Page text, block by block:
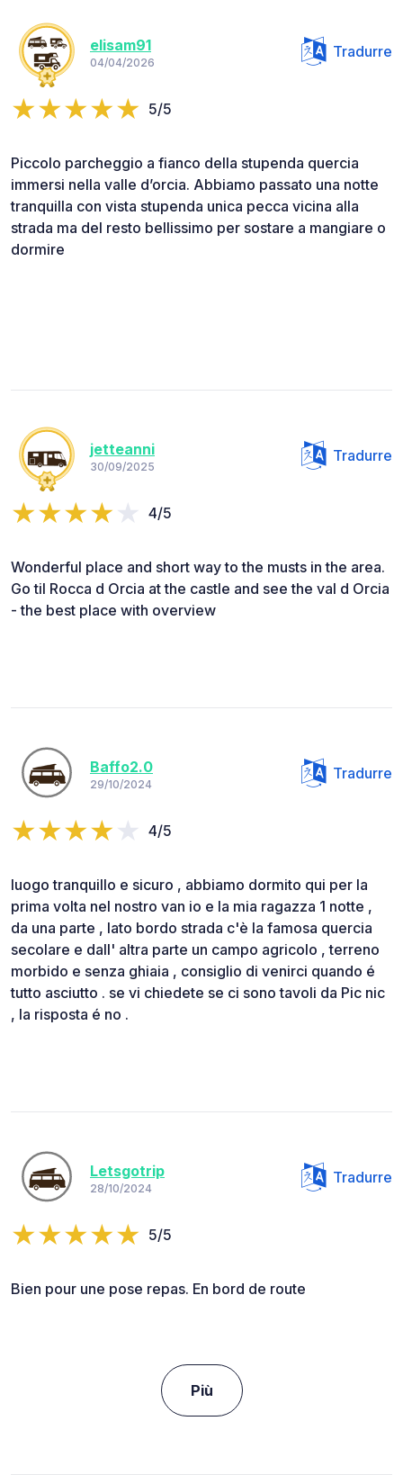
elisam91
04/04/2026
Tradurre
5/5
Piccolo parcheggio a fianco della stupenda quercia
immersi nella valle d’orcia. Abbiamo passato una notte
tranquilla con vista stupenda unica pecca vicina alla
strada ma del resto bellissimo per sostare a mangiare o
dormire
jetteanni
30/09/2025
Tradurre
4/5
Wonderful place and short way to the musts in the area.
Go til Rocca d Orcia at the castle and see the val d Orcia
- the best place with overview
Baffo2.0
29/10/2024
Tradurre
4/5
luogo tranquillo e sicuro , abbiamo dormito qui per la
prima volta nel nostro van io e la mia ragazza 1 notte ,
da una parte , lato bordo strada c'è la famosa quercia
secolare e dall' altra parte un campo agricolo , terreno
morbido e senza ghiaia , consiglio di venirci quando é
tutto asciutto . se vi chiedete se ci sono tavoli da Pic nic
, la risposta é no .
Letsgotrip
28/10/2024
Tradurre
5/5
Bien pour une pose repas. En bord de route
Più